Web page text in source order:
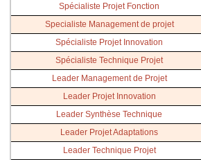
Spécialiste Projet Fonction
Specialiste Management de projet
Spécialiste Projet Innovation
Spécialiste Technique Projet
Leader Management de Projet
Leader Projet Innovation
Leader Synthèse Technique
Leader Projet Adaptations
Leader Technique Projet